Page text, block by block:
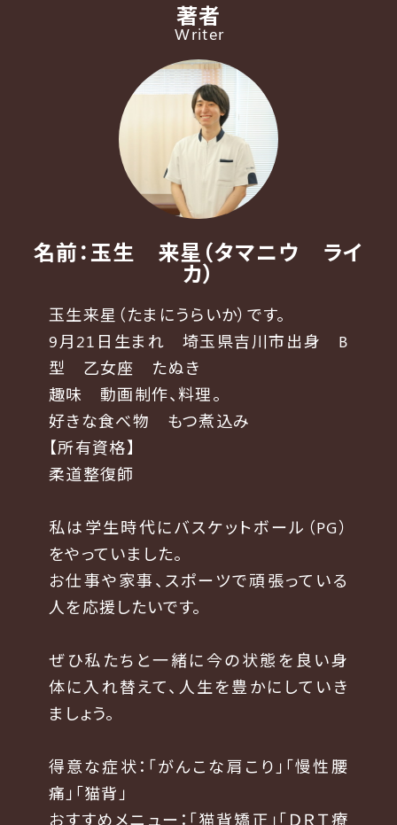
著者
Writer
名前：玉生 来星（タマニウ ライ
カ）
玉生来星（たまにうらいか）です。
9月21日生まれ 埼玉県吉川市出身 B
型 乙女座 たぬき
趣味 動画制作、料理。
好きな食べ物 もつ煮込み
【所有資格】
柔道整復師
私は学生時代にバスケットボール（PG）
をやっていました。
お仕事や家事、スポーツで頑張っている
人を応援したいです。
ぜひ私たちと一緒に今の状態を良い身
体に入れ替えて、人生を豊かにしていき
ましょう。
得意な症状：「がんこな肩こり」「慢性腰
痛」「猫背」
おすすめメニュー：「猫背矯正」「ＤＲＴ療